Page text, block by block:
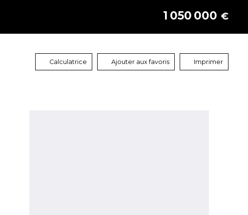
1 050 000 €
Calculatrice Ajouter aux favoris Imprimer